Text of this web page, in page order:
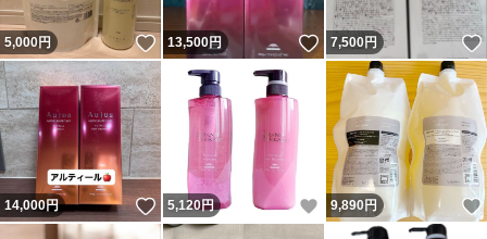
5,000円 いいね！
13,500円 いいね！
7,500円
14,000円 いいね！
5,120円 いいね！
9,890円